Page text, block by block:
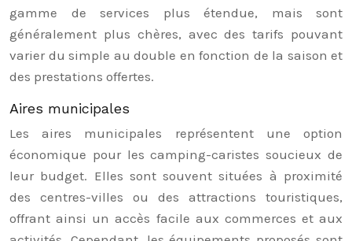
gamme de services plus étendue, mais sont
généralement plus chères, avec des tarifs pouvant
varier du simple au double en fonction de la saison et
des prestations offertes.
Aires municipales
Les aires municipales représentent une option
économique pour les camping-caristes soucieux de
leur budget. Elles sont souvent situées à proximité
des centres-villes ou des attractions touristiques,
offrant ainsi un accès facile aux commerces et aux